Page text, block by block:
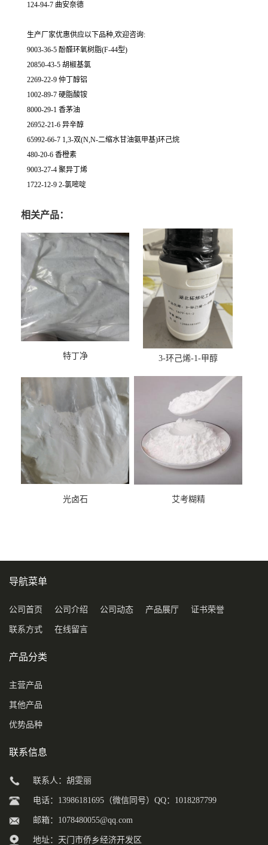
124-94-7 曲安奈德
生产厂家优惠供应以下品种,欢迎咨询:
9003-36-5 酚醛环氧树脂(F-44型)
20850-43-5 胡椒基氯
2269-22-9 仲丁醇铝
1002-89-7 硬脂酸铵
8000-29-1 香茅油
26952-21-6 异辛醇
65992-66-7 1,3-双(N,N-二缩水甘油氨甲基)环己烷
480-20-6 香橙素
9003-27-4 聚异丁烯
1722-12-9 2-氯嘧啶
相关产品：
特丁净 3-环己烯-1-甲醇
光卤石 艾考糊精
导航菜单
公司首页 公司介绍 公司动态 产品展厅 证书荣誉
联系方式 在线留言
产品分类
主营产品
其他产品
优势品种
联系信息
联系人：胡雯丽
电话：13986181695（微信同号）QQ：1018287799
邮箱： 1078480055@qq.com
地址：天门市侨乡经济开发区